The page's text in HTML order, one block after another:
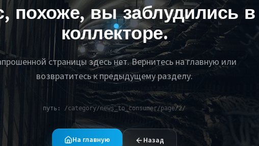
похоже, вы заблудились в
коллекторе.
страницы здесь нет. Вернитесь на главную или
возвратитесь к предыдущему разделу.
путь: /category/news_to_consumer/page/2/
На главную Назад